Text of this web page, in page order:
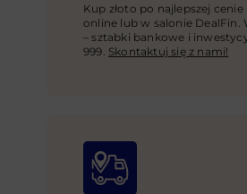
Kup złoto po najlepszej
online lub w salonie DealFin.
– sztabki bankowe i
999. Skontaktuj się z nami!